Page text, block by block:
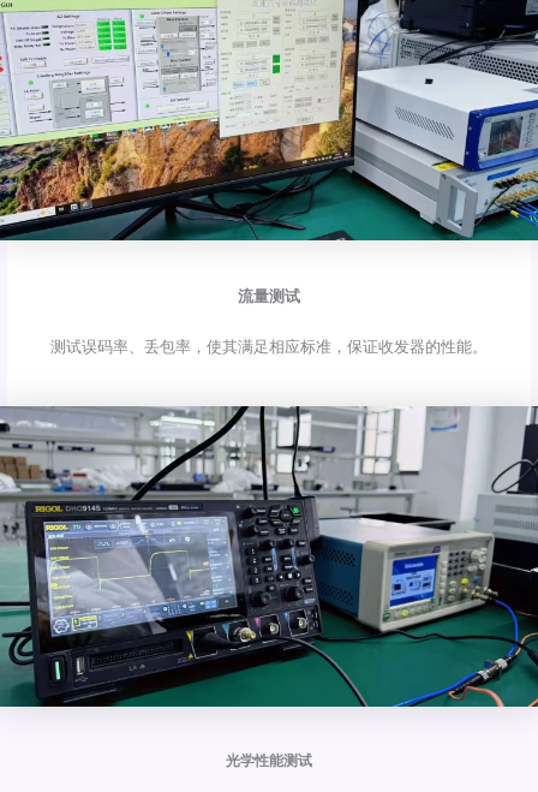
流量测试
测试误码率、丢包率，使其满足相应标准，保证收发器的性能。
光学性能测试